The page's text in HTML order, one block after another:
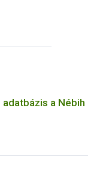
a Nébih